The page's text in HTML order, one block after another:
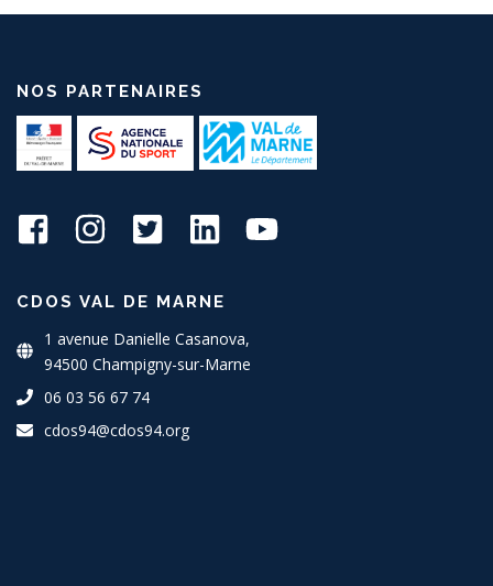
NOS PARTENAIRES
CDOS VAL DE MARNE
1 avenue Danielle Casanova,
94500 Champigny-sur-Marne
06 03 56 67 74
cdos94@cdos94.org